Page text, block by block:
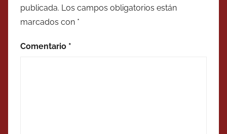
publicada. Los campos obligatorios están
marcados con *
Comentario *